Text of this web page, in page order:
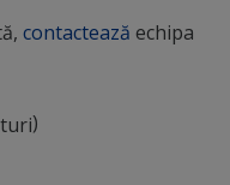
contactează echipa
)